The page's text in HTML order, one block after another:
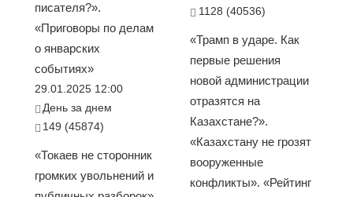
писателя?».
«Приговоры по делам
о январских
событиях»
29.01.2025 12:00
День за днем
149 (45874)
«Токаев не сторонник
громких увольнений и
1128 (40536)
«Трамп в ударе. Как
первые решения
новой администрации
отразятся на
Казахстане?».
«Казахстану не грозят
вооруженные
конфликты». «Рейтинг